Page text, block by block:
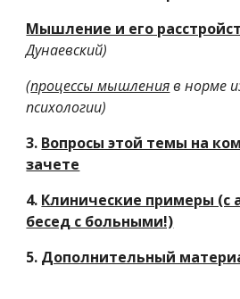
Мышление и его
Дунаевский)
(процессы мышления в норме
психологии)
3. Вопросы этой темы на
зачете
4. Клинические примеры (с
бесед с больными!)
5. Дополнительный